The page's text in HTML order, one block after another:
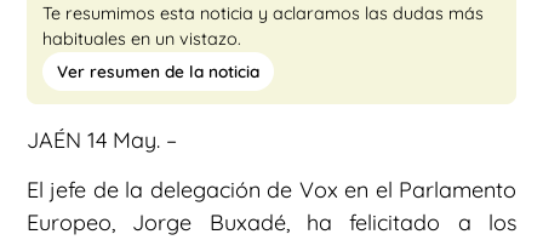
Te resumimos esta noticia y aclaramos las dudas más
habituales en un vistazo.
Ver resumen de la noticia
JAÉN 14 May. –
El jefe de la delegación de Vox en el Parlamento
Europeo, Jorge Buxadé, ha felicitado a los